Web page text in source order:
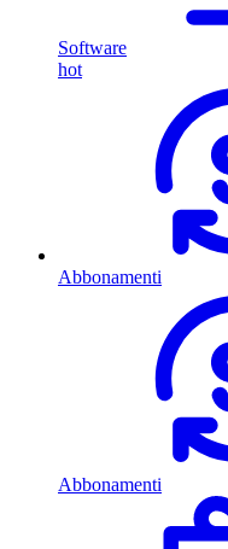
Software
hot
Abbonamenti
Abbonamenti